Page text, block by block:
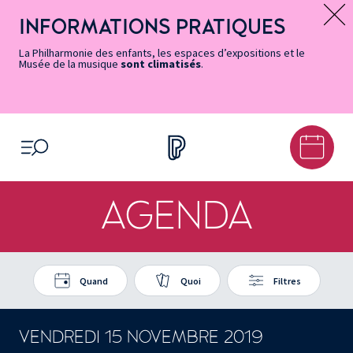
page
Accessibilité
accès
rapides
principal
contenu
principal
page
Message d’information
INFORMATIONS PRATIQUES
La Philharmonie des enfants, les espaces d’expositions et le
Musée de la musique sont climatisés.
OUVRIR LE MENU
AGENDA
VENDREDI 15 NOVEMBRE 2019
Quand Quoi Filtres